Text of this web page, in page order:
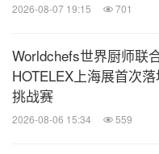
2026-08-07 19:15 701
Worldchefs世界厨师联
HOTELEX上海展首次
挑战赛
2026-08-06 15:34 559